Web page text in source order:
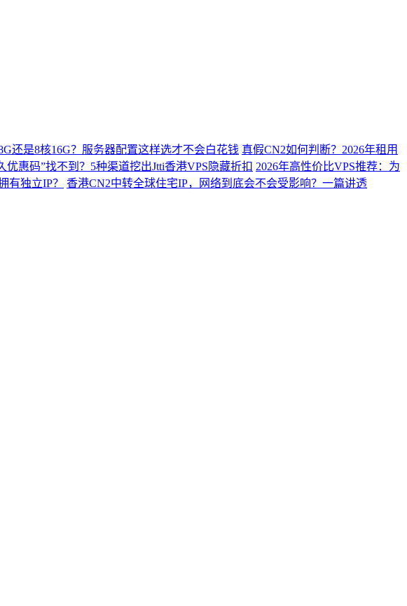
还是8核16G？服务器配置这样选才不会白花钱 真假CN2如何判断？2026年租用
优惠码”找不到？5种渠道挖出Jtti香港VPS隐藏折扣 2026年高性价比VPS推荐：为
有独立IP？
香港CN2中转全球住宅IP，网络到底会不会受影响？一篇讲透